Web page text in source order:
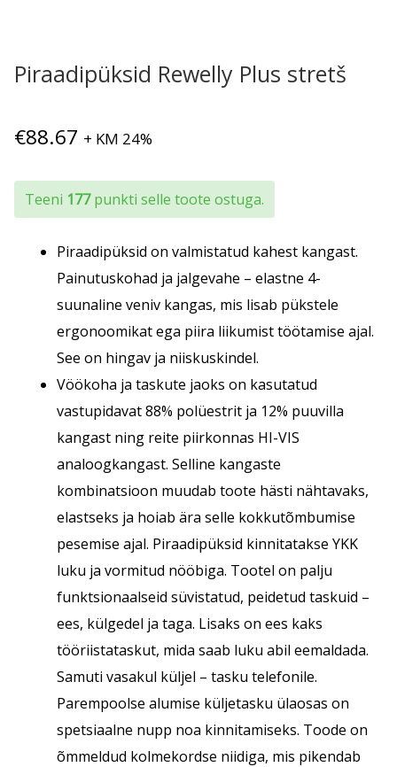
Piraadipüksid Rewelly Plus stretš
€88.67 + KM 24%
Teeni 177punkti selle toote ostuga.
Piraadipüksid on valmistatud kahest kangast.
Painutuskohad ja jalgevahe – elastne 4-
suunaline veniv kangas, mis lisab pükstele
ergonoomikat ega piira liikumist töötamise ajal.
See on hingav ja niiskuskindel.
Vöökoha ja taskute jaoks on kasutatud
vastupidavat 88% polüestrit ja 12% puuvilla
kangast ning reite piirkonnas HI-VIS
analoogkangast. Selline kangaste
kombinatsioon muudab toote hästi nähtavaks,
elastseks ja hoiab ära selle kokkutõmbumise
pesemise ajal. Piraadipüksid kinnitatakse YKK
luku ja vormitud nööbiga. Tootel on palju
funktsionaalseid süvistatud, peidetud taskuid –
ees, külgedel ja taga. Lisaks on ees kaks
tööriistataskut, mida saab luku abil eemaldada.
Samuti vasakul küljel – tasku telefonile.
Parempoolse alumise küljetasku ülaosas on
spetsiaalne nupp noa kinnitamiseks. Toode on
õmmeldud kolmekordse niidiga, mis pikendab